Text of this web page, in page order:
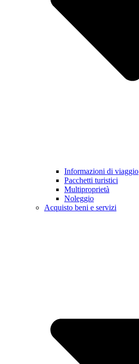
Informazioni di viaggio
Pacchetti turistici
Multiproprietà
Noleggio
Acquisto beni e servizi